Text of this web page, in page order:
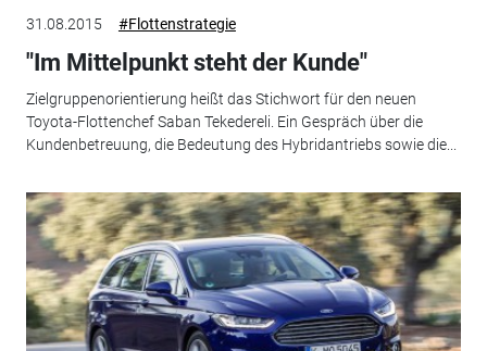
31.08.2015 #Flottenstrategie
"Im Mittelpunkt steht der Kunde"
Zielgruppenorientierung heißt das Stichwort für den neuen
Toyota-Flottenchef Saban Tekedereli. Ein Gespräch über die
Kundenbetreuung, die Bedeutung des Hybridantriebs sowie die...